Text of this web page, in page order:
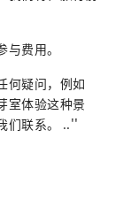
费用。
何疑问，例如
室体验这种景
们联系。 ..''